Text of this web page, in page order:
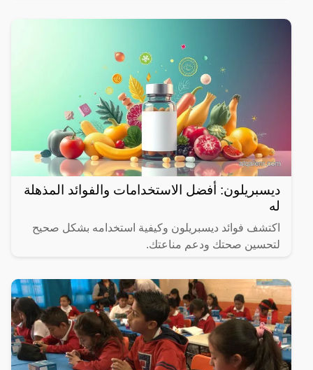
ديسبريلون: أفضل الاستخدامات والفوائد المذهلة
له
اكتشف فوائد ديسبريلون وكيفية استخدامه بشكل صحيح
لتحسين صحتك ودعم مناعتك.